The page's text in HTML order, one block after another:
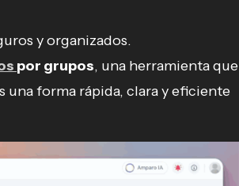
y organizados.
por grupos, una herramienta que
una forma rápida, clara y eficiente